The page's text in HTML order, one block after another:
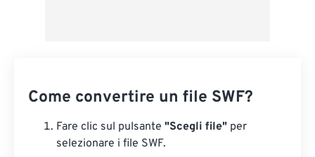
Come convertire un file SWF?
Fare clic sul pulsante "Scegli file" per
selezionare i file SWF.